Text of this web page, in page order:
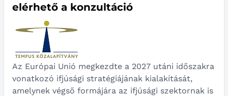
elérhető a konzultáció
Az Európai Unió megkezdte a 2027 utáni időszakra
vonatkozó ifjúsági stratégiájának kialakítását,
amelynek végső formájára az ifjúsági szektornak is